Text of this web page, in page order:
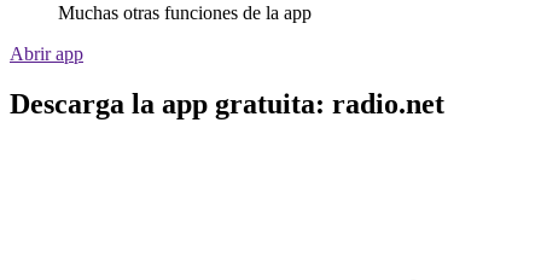
Muchas otras funciones de la app
Abrir app
Descarga la app gratuita: radio.net